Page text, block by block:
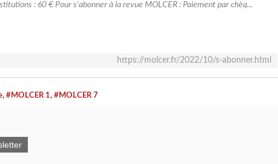
: 60 € Pour s'abonner à la revue MOLCER : Paiement par chèq...
https://molcer.fr/2022/10/s-abonner.html
, #MOLCER 1, #MOLCER 7